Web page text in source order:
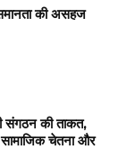
की असहज
संगठन की ताकत,
चेतना और